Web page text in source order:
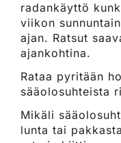
radankäyttö
viikon
ajan. Ratsut
ajankohtina.
Rataa pyritään
sääolosuhteista
Mikäli
lunta tai